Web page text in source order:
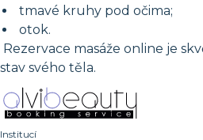
tmavé kruhy pod očima;
otok.
Rezervace masáže online je
stav svého těla.
Institucí